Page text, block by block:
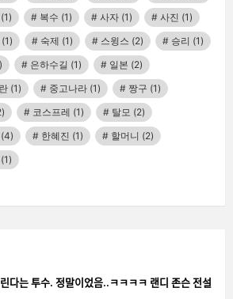
(1) 복수 (1) 사자 (1) 사진 (1)
(1) 숙제 (1) 스윙스 (2) 승리 (1)
은하수길 (1) 일본 (2)
(1) 중고나라 (1) 짱구 (1)
코스프레 (1) 탈모 (2)
(4) 한혜진 (1) 할머니 (2)
(1)
투수. 정말이었음..ㅋㅋㅋㅋ 랜디 존슨 전설